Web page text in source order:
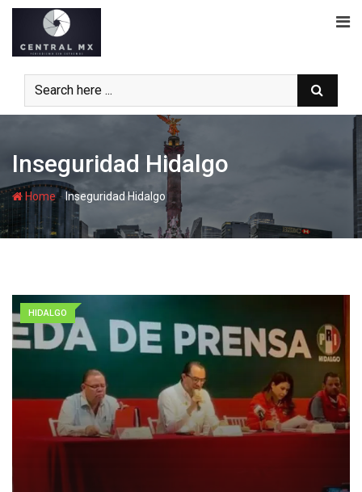
Skip
content
Inseguridad Hidalgo
Home-Inseguridad Hidalgo
HIDALGO